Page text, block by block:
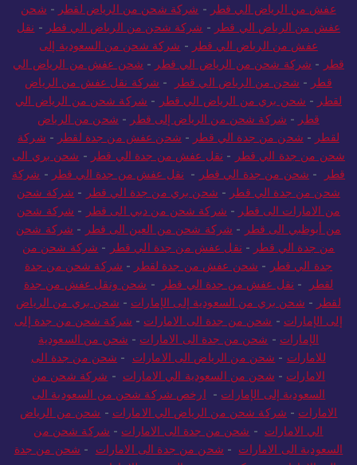
عفش من الرياض الي قطر - شركة شحن من الرياض لقطر - شحن
عفش من الرياض الي قطر - شركة شحن من الرياض الي قطر - نقل
عفش من الرياض الي قطر - شركة شحن من السعودية إلى
قطر - شركة شحن من الرياض الي قطر - شحن عفش من الرياض الي
قطر - شحن من الرياض الي قطر - شركة نقل عفش من الرياض
لقطر - شحن بري من الرياض الي قطر - شركة شحن من الرياض الي
قطر - شركة شحن من الرياض إلى قطر - شحن من الرياض
لقطر - شحن من جدة الي قطر - شحن عفش من جدة لقطر - شركة
شحن من جدة الي قطر - نقل عفش من جدة الي قطر - شحن بري الى
قطر
- شحن من جدة الي قطر - نقل عفش من جدة الي قطر - شركة
شحن من جدة الي قطر - شحن بري من جدة الي قطر - شركة شحن
من الامارات الى قطر - شركة شحن من دبي الى قطر - شركة شحن
من أبوظبي الى قطر - شركة شحن من العين الى قطر - شركة شحن
من جدة الي قطر - نقل عفش من جدة الي قطر - شركة شحن من
جدة الي قطر - شحن عفش من جدة لقطر - شركة شحن من جدة
لقطر
- نقل عفش من جدة الي قطر - شحن ونقل عفش من جدة
لقطر - شحن بري من السعودية إلى الإمارات - شحن بري من الرياض
إلى الإمارات - شحن من جدة الى الامارات - شركة شحن من جدة إلى
الإمارات - شحن من جدة الى الامارات - شحن من السعودية
للامارات - شحن من الرياض الى الامارات - شحن من جدة الى
الامارات - شحن من السعودية الي الامارات - شركة شحن من
السعودية إلى الإمارات - ارخص شركة شحن من السعودية الى
الامارات - شركة شحن من الرياض الي الامارات - شحن من الرياض
الي الامارات - شحن من جدة الى الامارات - شركة شحن من
السعودية الى الامارات - شحن من جدة الى الامارات - شحن من جدة